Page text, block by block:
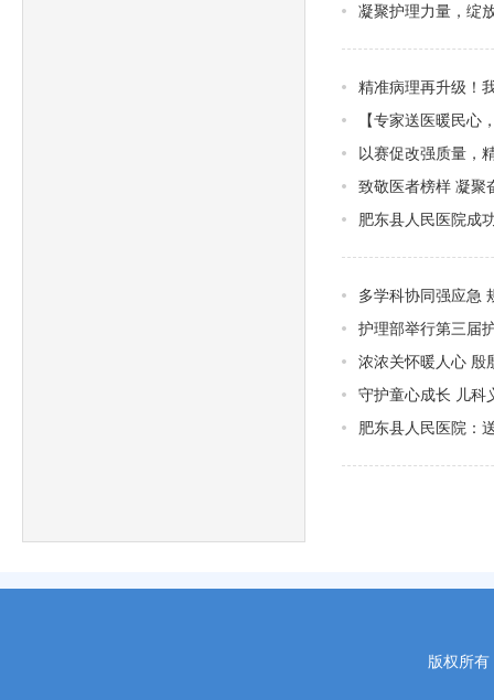
凝聚护理力量，绽
精准病理再升级！
【专家送医暖民
以赛促改强质量，
致敬医者榜样 凝聚
肥东县人民医院成
多学科协同强应急
护理部举行第三届
浓浓关怀暖人心
守护童心成长 儿
肥东县人民医院：
版权所